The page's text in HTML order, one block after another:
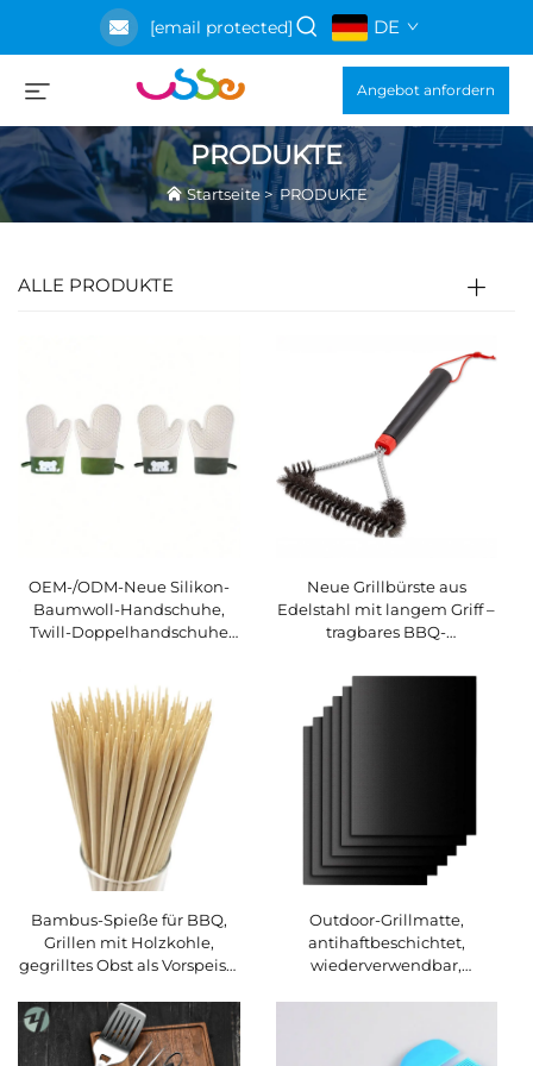
[email protected] DE
Angebot anfordern
PRODUKTE
Startseite >PRODUKTE
ALLE PRODUKTE
OEM-/ODM-Neue Silikon-
Baumwoll-Handschuhe,
Twill-Doppelhandschuhe
Küchenhandschuhe für
Backen, Grillen und
Wärmeisolierung
Neue Grillbürste aus
Edelstahl mit langem Griff –
tragbares BBQ-
und multifunktional
Bambus-Spieße für BBQ,
Grillen mit Holzkohle,
gegrilltes Obst als Vorspeise,
Kochstäbchen,
multifunktional, tragbar
Outdoor-Grillmatte,
antihaftbeschichtet,
wiederverwendbar,
elektrische Grills, Camping